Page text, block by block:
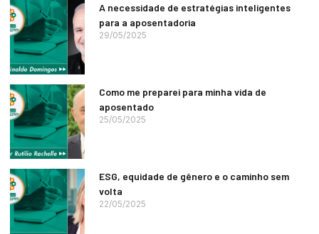
A necessidade de estratégias inteligentes
para a aposentadoria
29/05/2025
Como me preparei para minha vida de
aposentado
25/05/2025
ESG, equidade de gênero e o caminho sem
volta
22/05/2025